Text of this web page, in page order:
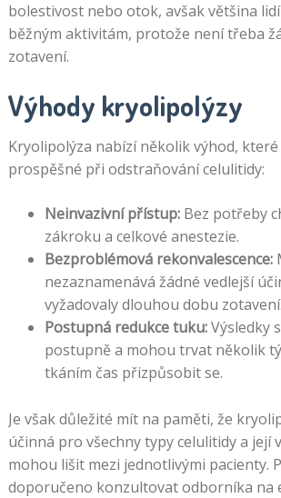
bolestivost nebo otok, avšak většina
běžným aktivitám, protože není třeba
zotavení.
Výhody kryolipolýzy
Kryolipolýza nabízí několik výhod,
prospěšné při odstraňování celulitidy:
Neinvazivní přístup:Bez potřeby
zákroku a celkové anestezie.
Bezproblémová rekonvalescence:
nezaznamenává žádné vedlejší
vyžadovaly dlouhou dobu zotavení.
Postupná redukce tuku:Výsledky
postupně a mohou trvat několik
tkáním čas přizpůsobit se.
Je však důležité mít na paměti, že
účinná pro všechny typy celulitidy a její
mohou lišit mezi jednotlivými pacienty.
doporučeno konzultovat odborníka na